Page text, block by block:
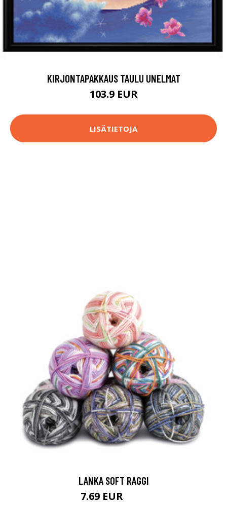
KIRJONTAPAKKAUS TAULU UNELMAT
103.9 EUR
LISÄTIETOJA
LANKA SOFT RAGGI
7.69 EUR